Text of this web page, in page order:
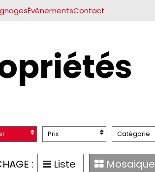
ÉvénementsContact
Prix Catégorie
: Liste Mosaique